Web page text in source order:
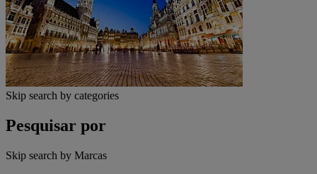
Skip search by categories
Pesquisar por
Skip search by Marcas